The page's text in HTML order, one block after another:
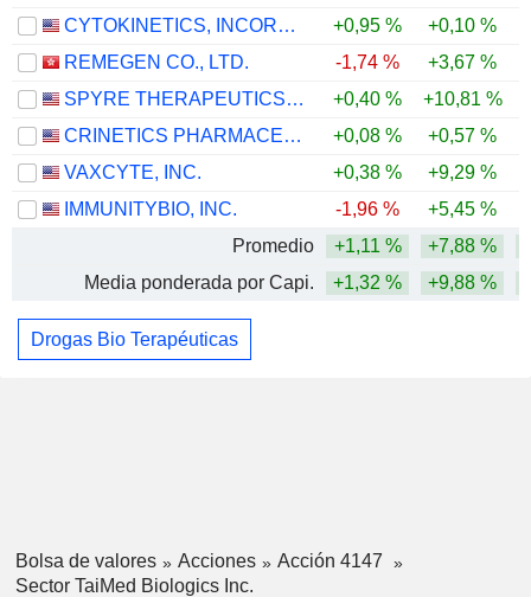
CYTOKINETICS, INCORPORATED
+0,95 % +0,10 %
REMEGEN CO., LTD.
-1,74 % +3,67 %
SPYRE THERAPEUTICS, INC.
+0,40 % +10,81 %
CRINETICS PHARMACEUTICALS, INC.
+0,08 % +0,57 %
VAXCYTE, INC.
+0,38 % +9,29 %
IMMUNITYBIO, INC.
-1,96 % +5,45 %
Promedio
+1,11 % +7,88 %
Media ponderada por Capi.
+1,32 % +9,88 %
Drogas Bio Terapéuticas
Bolsa de valores Acciones
Acción 4147
Sector TaiMed Biologics Inc.